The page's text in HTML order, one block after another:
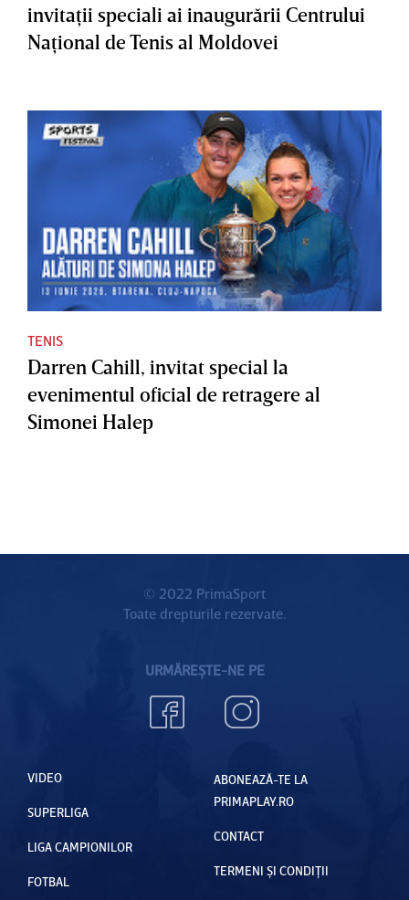
invitaţii speciali ai inaugurării Centrului
Naţional de Tenis al Moldovei
TENIS
Darren Cahill, invitat special la
evenimentul oficial de retragere al
Simonei Halep
© 2022 PrimaSport
Toate drepturile rezervate.
URMĂREȘTE-NE PE
VIDEO
SUPERLIGA
LIGA CAMPIONILOR
FOTBAL
ABONEAZĂ-TE LA
PRIMAPLAY.RO
CONTACT
TERMENI ȘI CONDIȚII